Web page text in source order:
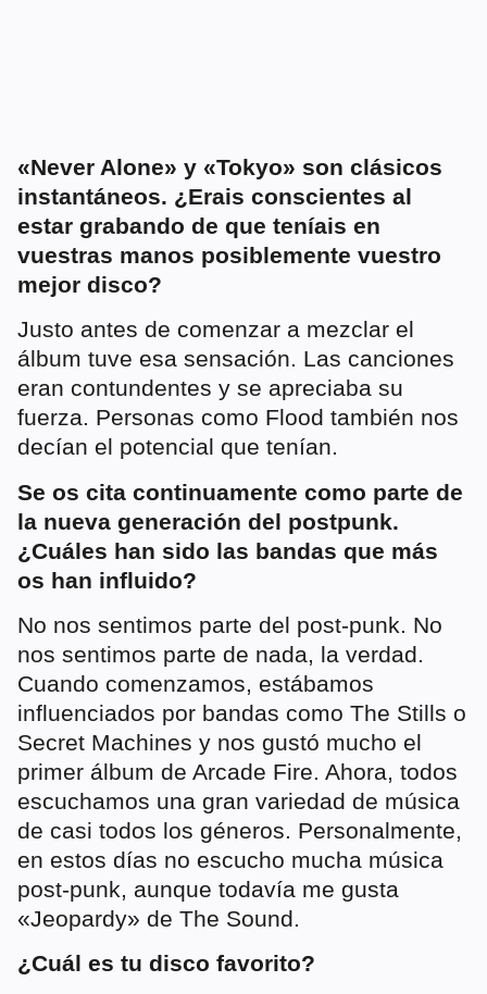
«Never Alone» y «Tokyo» son clásicos
instantáneos. ¿Erais conscientes al
estar grabando de que teníais en
vuestras manos posiblemente vuestro
mejor disco?
Justo antes de comenzar a mezclar el
álbum tuve esa sensación. Las canciones
eran contundentes y se apreciaba su
fuerza. Personas como Flood también nos
decían el potencial que tenían.
Se os cita continuamente como parte de
la nueva generación del postpunk.
¿Cuáles han sido las bandas que más
os han influido?
No nos sentimos parte del post-punk. No
nos sentimos parte de nada, la verdad.
Cuando comenzamos, estábamos
influenciados por bandas como The Stills o
Secret Machines y nos gustó mucho el
primer álbum de Arcade Fire. Ahora, todos
escuchamos una gran variedad de música
de casi todos los géneros. Personalmente,
en estos días no escucho mucha música
post-punk, aunque todavía me gusta
«Jeopardy» de The Sound.
¿Cuál es tu disco favorito?